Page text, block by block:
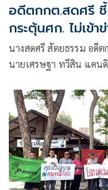
อดีตกกต.สดศรี ชี้
กระตุ้นศก. ไม่เข้
นางสดศรี​ สัตยธรรม​ อดี
นายเศรษฐา​ ทวีสิน​ แคน